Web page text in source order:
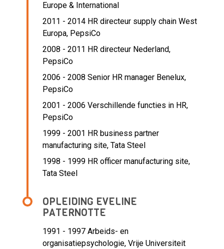
Europe & International
2011 - 2014 HR directeur supply chain West
Europa, PepsiCo
2008 - 2011 HR directeur Nederland,
PepsiCo
2006 - 2008 Senior HR manager Benelux,
PepsiCo
2001 - 2006 Verschillende functies in HR,
PepsiCo
1999 - 2001 HR business partner
manufacturing site, Tata Steel
1998 - 1999 HR officer manufacturing site,
Tata Steel
OPLEIDING EVELINE
PATERNOTTE
1991 - 1997 Arbeids- en
organisatiepsychologie, Vrije Universiteit